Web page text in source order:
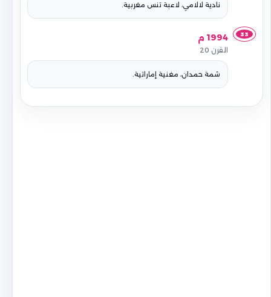
نادية لالامي، لاعبة تنس مغربية.
33 1994 م
القرن 20
شمة حمدان، مغنية إماراتية.